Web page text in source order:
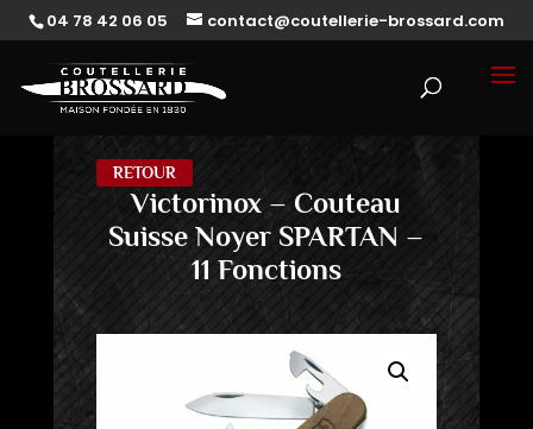
04 78 42 06 05 contact@coutellerie-brossard.com
RETOUR
Victorinox – Couteau
Suisse Noyer SPARTAN –
11 Fonctions